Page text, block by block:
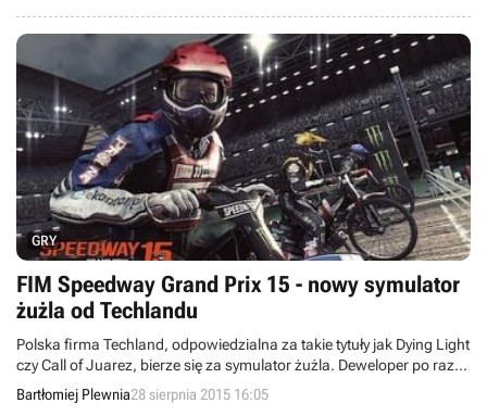
rozgrywki.
GRY
FIM Speedway Grand Prix 15 - nowy symulator
żużla od Techlandu
Polska firma Techland, odpowiedzialna za takie tytuły jak Dying Light
czy Call of Juarez, bierze się za symulator żużla. Deweloper po raz
kolejny zdobył od organizatorów turniejów Grand Prix w tym sporcie
pełną licencję BSI Speedway. Dzięki temu gra będzie zawierać
Bartłomiej Plewnia28 sierpnia 2015 16:05